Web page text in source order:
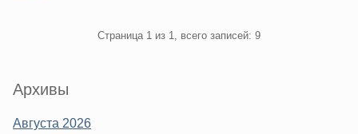
Страница 1 из 1, всего записей: 9
Sidebar
Архивы
Августа 2026